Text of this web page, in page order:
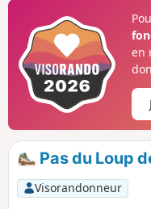
peu plus loin une fois
en
Pas du Loup
Visorandonneur